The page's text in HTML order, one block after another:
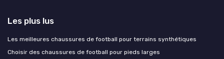
Les plus lus
Les meilleures chaussures de football pour terrains synthétiques
Choisir des chaussures de football pour pieds larges